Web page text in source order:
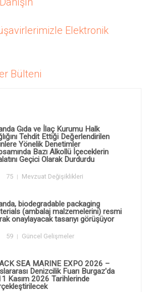
Elektronik
Bülteni
Gıda ve İlaç Kurumu Halk
Tehdit Ettiği Değerlendirilen
Yönelik Denetimler
Bazı Alkollü İçeceklerin
Geçici Olarak Durdurdu
75 Mevzuat Değişiklikleri
biodegradable packaging
(ambalaj malzemelerini) resmi
onaylayacak tasarıyı görüşüyor
59 Güncel Gelişmeler
SEA MARINE EXPO 2026 –
Denizcilik Fuarı Burgaz'da
Kasım 2026 Tarihlerinde